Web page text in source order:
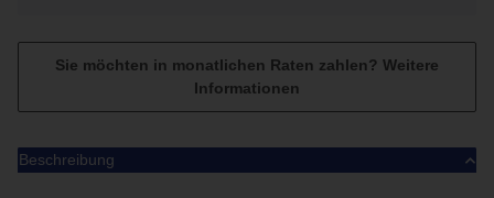
Sie möchten in monatlichen Raten zahlen? Weitere
Informationen
Beschreibung